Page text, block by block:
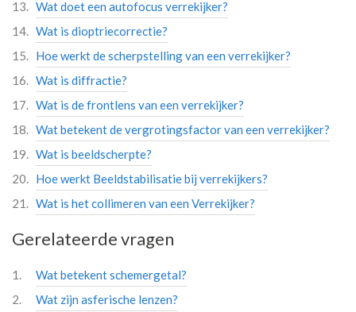
Wat doet een autofocus verrekijker?
Wat is dioptriecorrectie?
Hoe werkt de scherpstelling van een verrekijker?
Wat is diffractie?
Wat is de frontlens van een verrekijker?
Wat betekent de vergrotingsfactor van een verrekijker?
Wat is beeldscherpte?
Hoe werkt Beeldstabilisatie bij verrekijkers?
Wat is het collimeren van een Verrekijker?
Gerelateerde vragen
Wat betekent schemergetal?
Wat zijn asferische lenzen?